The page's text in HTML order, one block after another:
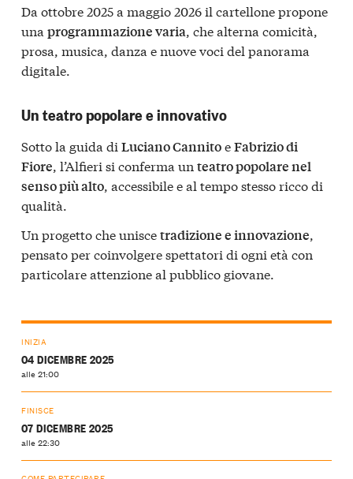
Da ottobre 2025 a maggio 2026 il cartellone propone
una programmazione varia, che alterna comicità,
prosa, musica, danza e nuove voci del panorama
digitale.
Un teatro popolare e innovativo
Sotto la guida di Luciano CannitoeFabrizio di
Fiore, l’Alfieri si conferma un teatro popolare nel
senso più alto, accessibile e al tempo stesso ricco di
qualità.
Un progetto che uniscetradizione e innovazione,
pensato per coinvolgere spettatori di ogni età con
particolare attenzione al pubblico giovane.
INIZIA
04 DICEMBRE 2025
alle 21:00
FINISCE
07 DICEMBRE 2025
alle 22:30